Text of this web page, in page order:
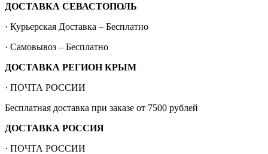
ДОСТАВКА СЕВАСТОПОЛЬ
· Курьерская Доставка – Бесплатно
· Самовывоз – Бесплатно
ДОСТАВКА РЕГИОН КРЫМ
· ПОЧТА РОССИИ
Бесплатная доставка при заказе от 7500 рублей
ДОСТАВКА РОССИЯ
· ПОЧТА РОССИИ